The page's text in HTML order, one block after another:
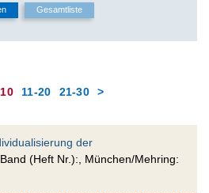
11-20 21-30
>
der
Band (Heft Nr.):, München/Mehring: